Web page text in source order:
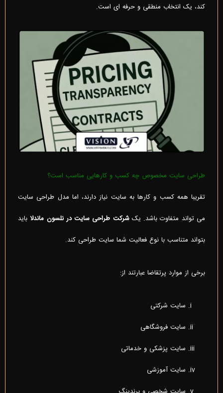
کند، یک انتخاب منطقی و حرفه ای است.
طراحی سایت مخصوص چه کسب و کارهایی مناسب است؟
تقریبا همه کسب و کارها به سایت نیاز دارند، اما مدل طراحی سایت
می تواند متفاوت باشد. یکشرکت طراحی سایت در نلسون ماندلا باید
بتواند متناسب با نوع فعالیت شما سایت طراحی کند.
برخی از موارد پرتقاضا عبارتند از:
سایت شرکتی
سایت فروشگاهی
سایت پزشکی و خدماتی
سایت آموزشی